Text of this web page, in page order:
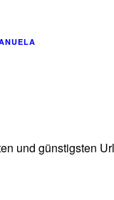
und günstigsten